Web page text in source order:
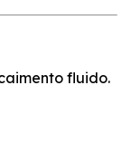
fluido.